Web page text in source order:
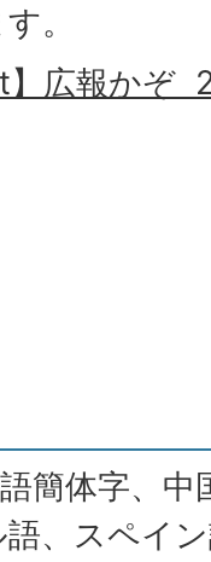
。
】広報かぞ
簡体字、
、スペイ